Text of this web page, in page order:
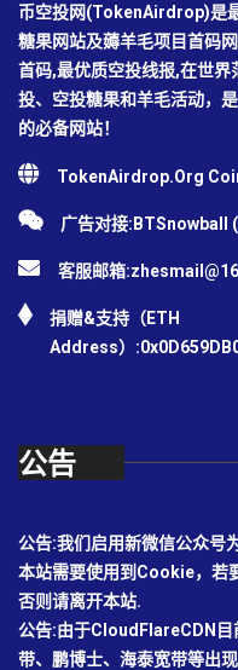
币空投网(TokenAirdrop)是
糖果网站及薅羊毛项目首码
首码,最优质空投线报,在世界
投、空投糖果和羊毛活动，
的必备网站！
TokenAirdrop.Org
广告对接:BTSnowball
客服邮箱:
捐赠&支持（ETH
Address）
公告
公告:我们启用新微信公众号
本站需要使用到Cookie，若
否则请离开本站.
公告:由于CloudFlareCDN目
带、鹏博士、海泰宽带等出